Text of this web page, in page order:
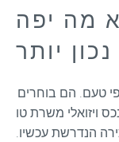
מה יפה
יותר
ויזואלי משרת טו
הנדרשת עכשיו.